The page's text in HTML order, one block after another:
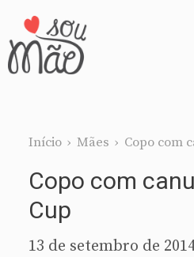
Pular
para
Início › Mães › Copo com
Copo com
Cup
13 de setembro de